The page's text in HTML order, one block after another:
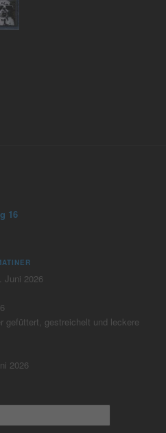
16
Juni 2026
gefüttert, gestreichelt und leckere
2026